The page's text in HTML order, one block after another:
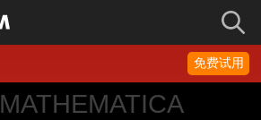
免费试用
MATHEMATICA